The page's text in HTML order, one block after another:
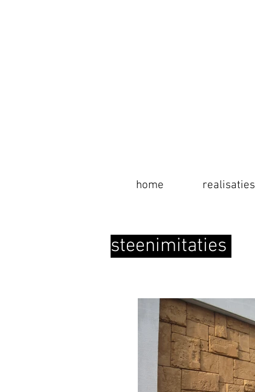
info
home realisaties
steenimitaties
home